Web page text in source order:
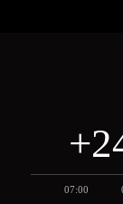
07:00